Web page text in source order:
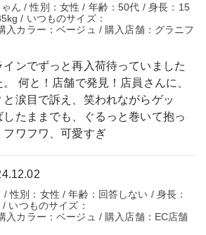
ん / 性別：女性 / 年齢：50代 / 身長：15
/ いつものサイズ：
入カラー：ベージュ / 購入店舗：グラニフ
ンでずっと再入荷待っていました
何と！店舗で発見！店員さんに、
涙目で訴え、笑われながらゲッ
したままでも、ぐるっと巻いて抱っ
フワフワ、可愛すぎ
性別：女性 / 年齢：回答しない / 身長：
いつものサイズ：
入カラー：ベージュ / 購入店舗：EC店舗